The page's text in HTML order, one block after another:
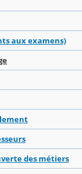
aux examens)
des métiers